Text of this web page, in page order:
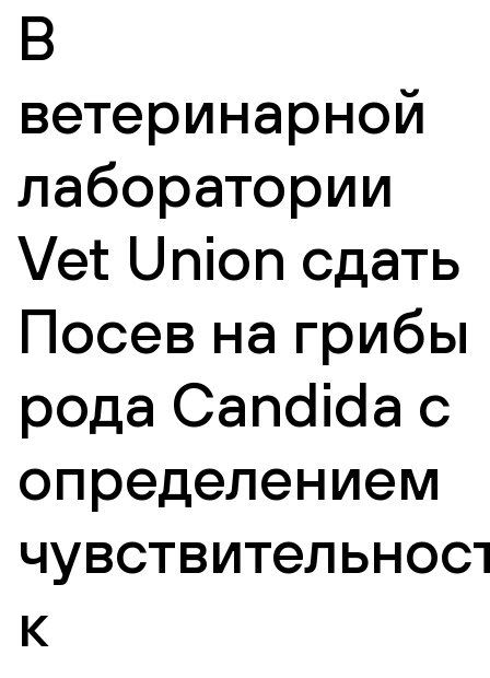
В
ветеринарной
лаборатории
Vet Union сдать
Посев на грибы
рода Candida с
определением
к